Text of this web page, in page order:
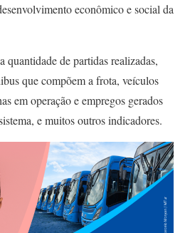
econômico e social da
quantidade de partidas realizadas,
que compõem a frota, veículos
em operação e empregos gerados
e muitos outros indicadores.